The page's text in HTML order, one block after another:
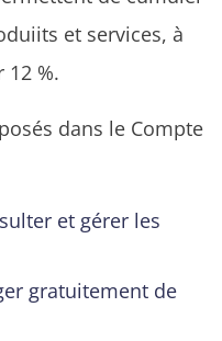
et services, à
12 %.
dans le Compte
et gérer les
gratuitement de